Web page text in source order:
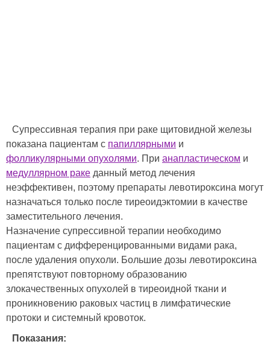
Супрессивная терапия при раке щитовидной железы
показана пациентам с папиллярными и
фолликулярными опухолями. При анапластическом и
медуллярном раке данный метод лечения
неэффективен, поэтому препараты левотироксина могут
назначаться только после тиреоидэктомии в качестве
заместительного лечения.
Назначение супрессивной терапии необходимо
пациентам с дифференцированными видами рака,
после удаления опухоли. Большие дозы левотироксина
препятствуют повторному образованию
злокачественных опухолей в тиреоидной ткани и
проникновению раковых частиц в лимфатические
протоки и системный кровоток.
Показания: